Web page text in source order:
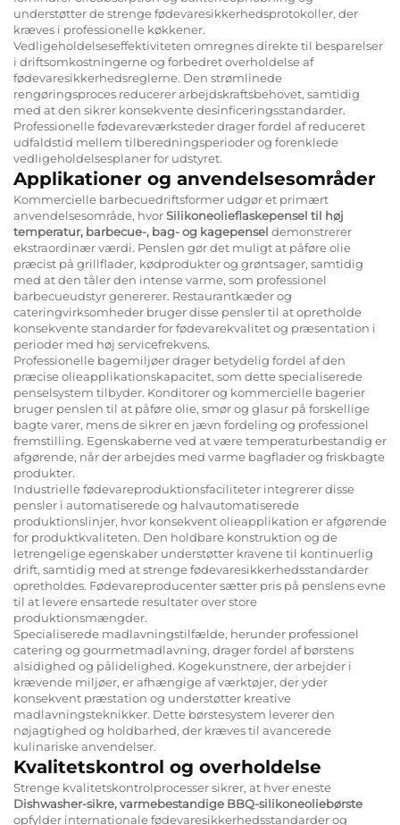
understøtter de strenge fødevaresikkerhedsprotokoller, der
kræves i professionelle køkkener.
Vedligeholdelseseffektiviteten omregnes direkte til besparelser
i driftsomkostningerne og forbedret overholdelse af
fødevaresikkerhedsreglerne. Den strømlinede
rengøringsproces reducerer arbejdskraftsbehovet, samtidig
med at den sikrer konsekvente desinficeringsstandarder.
Professionelle fødevareværksteder drager fordel af reduceret
udfaldstid mellem tilberedningsperioder og forenklede
vedligeholdelsesplaner for udstyret.
Applikationer og anvendelsesområder
Kommercielle barbecuedriftsformer udgør et primært
anvendelsesområde, hvorSilikoneolieflaskepensel til høj
temperatur, barbecue-, bag- og kagepensel demonstrerer
ekstraordinær værdi. Penslen gør det muligt at påføre olie
præcist på grillflader, kødprodukter og grøntsager, samtidig
med at den tåler den intense varme, som professionel
barbecueudstyr genererer. Restaurantkæder og
cateringvirksomheder bruger disse pensler til at opretholde
konsekvente standarder for fødevarekvalitet og præsentation i
perioder med høj servicefrekvens.
Professionelle bagemiljøer drager betydelig fordel af den
præcise olieapplikationskapacitet, som dette specialiserede
penselsystem tilbyder. Konditorer og kommercielle bagerier
bruger penslen til at påføre olie, smør og glasur på forskellige
bagte varer, mens de sikrer en jævn fordeling og professionel
fremstilling. Egenskaberne ved at være temperaturbestandig er
afgørende, når der arbejdes med varme bagflader og friskbagte
produkter.
Industrielle fødevareproduktionsfaciliteter integrerer disse
pensler i automatiserede og halvautomatiserede
produktionslinjer, hvor konsekvent olieapplikation er afgørende
for produktkvaliteten. Den holdbare konstruktion og de
letrengelige egenskaber understøtter kravene til kontinuerlig
drift, samtidig med at strenge fødevaresikkerhedsstandarder
opretholdes. Fødevareproducenter sætter pris på penslens evne
til at levere ensartede resultater over store
produktionsmængder.
Specialiserede madlavningstilfælde, herunder professionel
catering og gourmetmadlavning, drager fordel af børstens
alsidighed og pålidelighed. Kogekunstnere, der arbejder i
krævende miljøer, er afhængige af værktøjer, der yder
konsekvent præstation og understøtter kreative
madlavningsteknikker. Dette børstesystem leverer den
nøjagtighed og holdbarhed, der kræves til avancerede
kulinariske anvendelser.
Kvalitetskontrol og overholdelse
Strenge kvalitetskontrolprocesser sikrer, at hver eneste
Dishwasher-sikre, varmebestandige BBQ-silikoneoliebørste
opfylder internationale fødevaresikkerhedsstandarder og